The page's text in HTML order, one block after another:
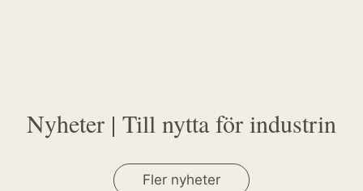
Nyheter | Till nytta för industrin
Fler nyheter